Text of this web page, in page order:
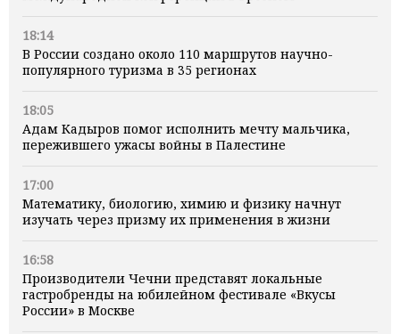
18:14
В России создано около 110 маршрутов научно-
популярного туризма в 35 регионах
18:05
Адам Кадыров помог исполнить мечту мальчика,
пережившего ужасы войны в Палестине
17:00
Математику, биологию, химию и физику начнут
изучать через призму их применения в жизни
16:58
Производители Чечни представят локальные
гастробренды на юбилейном фестивале «Вкусы
России» в Москве